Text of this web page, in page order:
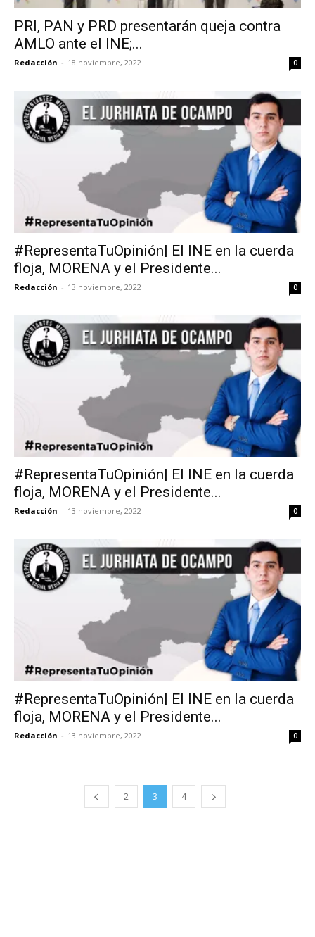
PRI, PAN y PRD presentarán queja contra
AMLO ante el INE;...
Redacción - 18 noviembre, 2022 0
#RepresentaTuOpinión| El INE en la cuerda
floja, MORENA y el Presidente...
Redacción - 13 noviembre, 2022 0
#RepresentaTuOpinión| El INE en la cuerda
floja, MORENA y el Presidente...
Redacción - 13 noviembre, 2022 0
#RepresentaTuOpinión| El INE en la cuerda
floja, MORENA y el Presidente...
Redacción - 13 noviembre, 2022 0
2 3 4